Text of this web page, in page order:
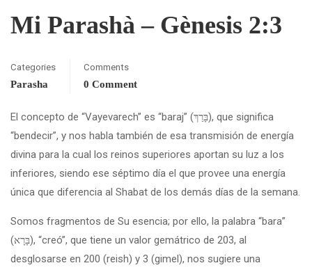
Mi Parashà – Gènesis 2:3
Categories
Parasha
Comments
0 Comment
El concepto de “Vayevarech” es “baraj” (בָּרַךְ), que significa
“bendecir”, y nos habla también de esa transmisión de energía
divina para la cual los reinos superiores aportan su luz a los
inferiores, siendo ese séptimo día el que provee una energía
única que diferencia al Shabat de los demás días de la semana.
Somos fragmentos de Su esencia; por ello, la palabra “bara”
(בָּרָא), “creó”, que tiene un valor gemátrico de 203, al
desglosarse en 200 (reish) y 3 (gimel), nos sugiere una